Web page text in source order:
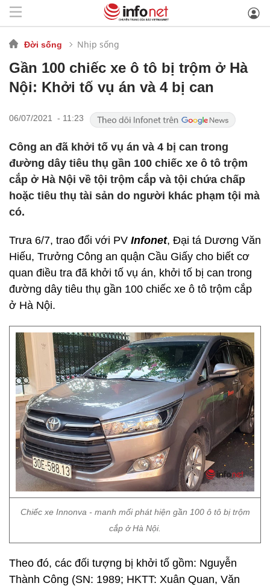
Đời sống Nhịp sống
Gần 100 chiếc xe ô tô bị trộm ở Hà
Nội: Khởi tố vụ án và 4 bị can
06/07/2021 - 11:23
Công an đã khởi tố vụ án và 4 bị can trong
đường dây tiêu thụ gần 100 chiếc xe ô tô trộm
cắp ở Hà Nội về tội trộm cắp và tội chứa chấp
hoặc tiêu thụ tài sản do người khác phạm tội mà
có.
Trưa 6/7, trao đổi với PV Infonet, Đại tá Dương Văn
Hiếu, Trưởng Công an quận Cầu Giấy cho biết cơ
quan điều tra đã khởi tố vụ án, khởi tố bị can trong
đường dây tiêu thụ gần 100 chiếc xe ô tô trộm cắp
ở Hà Nội.
Chiếc xe Innonva - manh mối phát hiện gần 100 ô tô bị trộm
cắp ở Hà Nội.
Theo đó, các đối tượng bị khởi tố gồm: Nguyễn
Thành Công (SN: 1989; HKTT: Xuân Quan, Văn